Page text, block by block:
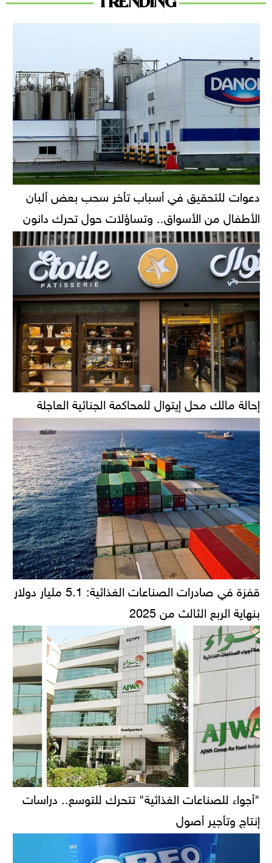
دعوات للتحقيق في أسباب تأخر سحب بعض ألبان
الأطفال من الأسواق.. وتساؤلات حول تحرك دانون
إحالة مالك محل إيتوال للمحاكمة الجنائية العاجلة
قفزة في صادرات الصناعات الغذائية: 5.1 مليار دولار
بنهاية الربع الثالث من 2025
"أجواء للصناعات الغذائية" تتحرك للتوسع.. دراسات
إنتاج وتأجير أصول